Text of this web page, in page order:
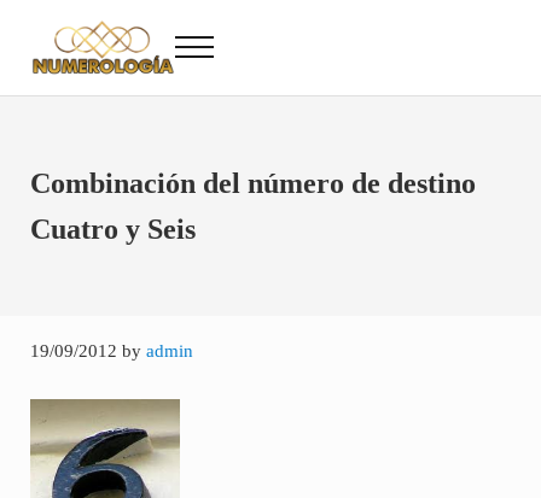
Numerología
Menu
Combinación del número de destino
Cuatro y Seis
19/09/2012 by admin